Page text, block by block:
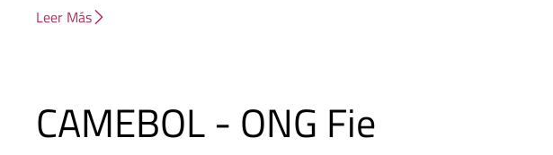
Leer Más
CAMEBOL - ONG Fie